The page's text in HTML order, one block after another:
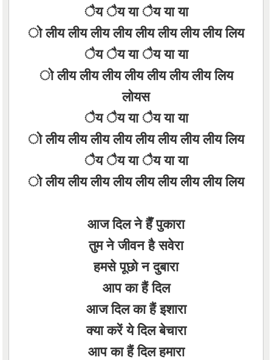
ैय ैय या ैय या या
ो लीय लीय लीय लीय लीय लीय लीय लीय लिय
ैय ैय या ैय या या
ो लीय लीय लीय लीय लीय लीय लीय लिय
लोयस
ैय ैय या ैय या या
ो लीय लीय लीय लीय लीय लीय लीय लीय लिय
ैय ैय या ैय या या
ो लीय लीय लीय लीय लीय लीय लीय लीय लिय
आज दिल ने हैँ पुकारा
तुम ने जीवन है सवेरा
हमसे पूछो न दुबारा
आप का हैं दिल
आज दिल का हैं इशारा
क्या करें ये दिल बेचारा
आप का हैं दिल हमारा